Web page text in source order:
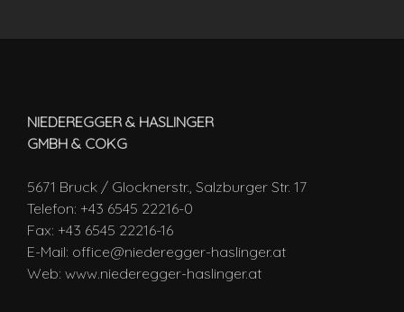
NIEDEREGGER & HASLINGER
GMBH & COKG
5671 Bruck / Glocknerstr., Salzburger Str. 17
Telefon: +43 6545 22216-0
Fax: +43 6545 22216-16
E-Mail: office@niederegger-haslinger.at
Web: www.niederegger-haslinger.at